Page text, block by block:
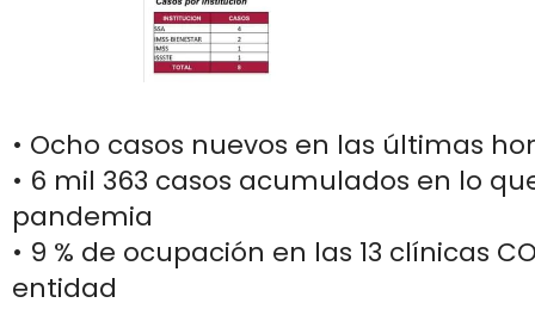
• Ocho casos nuevos en las últimas
• 6 mil 363 casos acumulados en lo
pandemia
• 9 % de ocupación en las 13 clínicas
entidad